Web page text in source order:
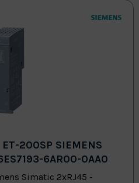
ET-200SP SIEMENS
6AR00-0AA0
Simatic 2xRJ45 -